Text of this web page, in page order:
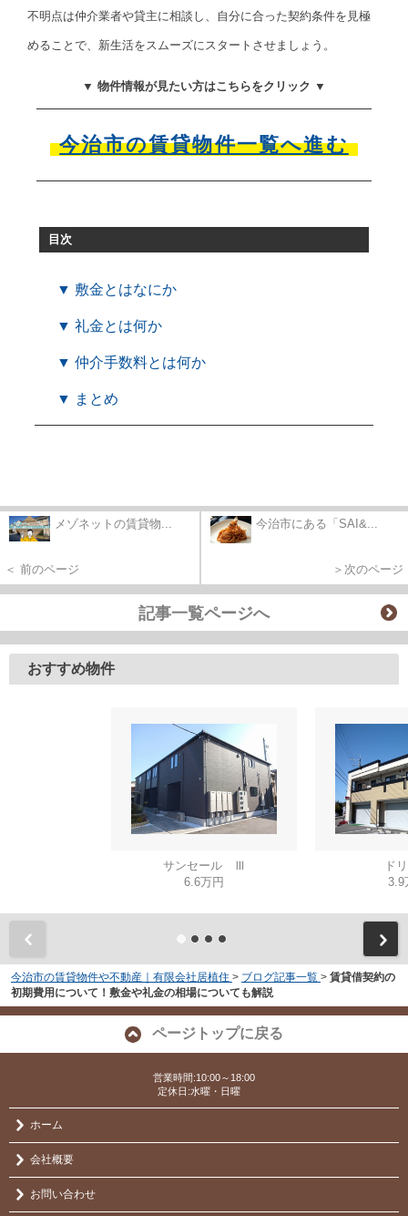
不明点は仲介業者や貸主に相談し、自分に合った契約条件を見極
めることで、新生活をスムーズにスタートさせましょう。
▼ 物件情報が見たい方はこちらをクリック ▼
今治市の賃貸物件一覧へ進む
目次
▼ 敷金とはなにか
▼ 礼金とは何か
▼ 仲介手数料とは何か
▼ まとめ
メゾネットの賃貸物...
＜ 前のページ
今治市にある「SAI&...
＞次のページ
記事一覧ページへ
おすすめ物件
サンセール Ⅲ
6.6万円
ド
3.9
今治市の賃貸物件や不動産｜有限会社居植住 > ブログ記事一覧 > 賃貸借契約の
初期費用について！敷金や礼金の相場についても解説
ページトップに戻る
営業時間:10:00～18:00
定休日:水曜・日曜
ホーム
会社概要
お問い合わせ